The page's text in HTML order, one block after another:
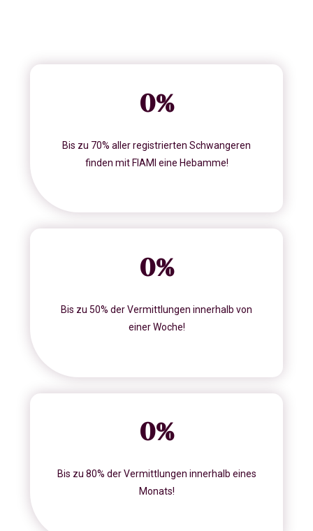
0%
Bis zu 70% aller registrierten Schwangeren
finden mit FIAMI eine Hebamme!
0%
Bis zu 50% der Vermittlungen innerhalb von
einer Woche!
0%
Bis zu 80% der Vermittlungen innerhalb eines
Monats!